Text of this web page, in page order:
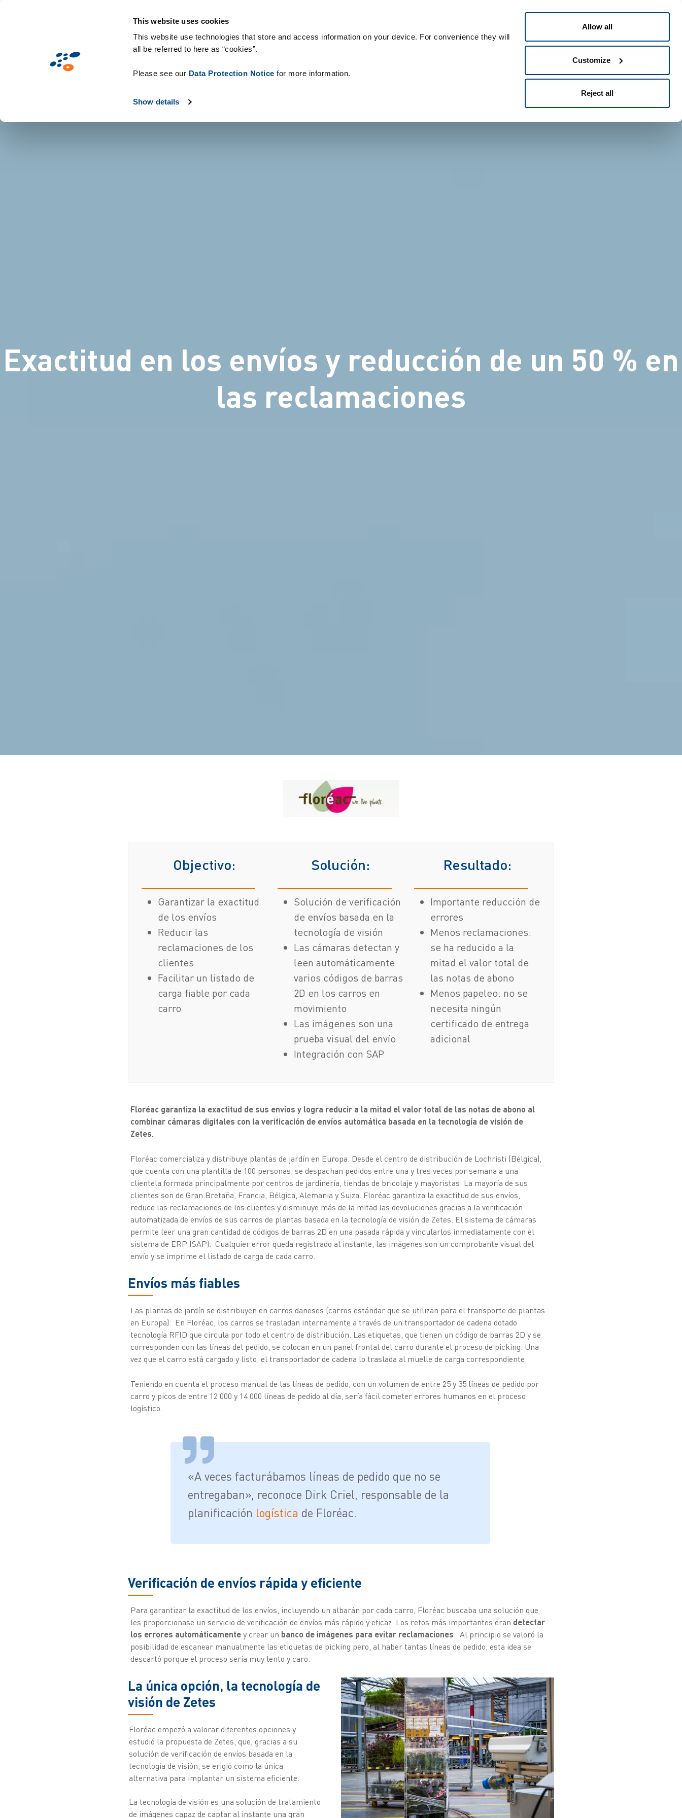
This website uses cookies
This website use technologies that store and access information on your device. For convenience they will
all be referred to here as “cookies”.
Please see our Data Protection Notice for more information.
Show details
Allow all
Customize
Reject all
Mercados Tecnologías y Productos
Exactitud en los envíos y reducción de un 50 % en
las reclamaciones
Objectivo:
Garantizar la exactitud
de los envíos
Reducir las
reclamaciones de los
clientes
Facilitar un listado de
carga fiable por cada
carro
Solución:
Solución de verificación
de envíos basada en la
tecnología de visión
Las cámaras detectan y
leen automáticamente
varios códigos de barras
2D en los carros en
movimiento
Las imágenes son una
prueba visual del envío
Integración con SAP
Resultado:
Importante reducción de
errores
Menos reclamaciones:
se ha reducido a la
mitad el valor total de
las notas de abono
Menos papeleo: no se
necesita ningún
certificado de entrega
adicional
Floréac garantiza la exactitud de sus envíos y logra reducir a la mitad el valor total de las notas de abono al
combinar cámaras digitales con la verificación de envíos automática basada en la tecnología de visión de
Zetes.
Floréac comercializa y distribuye plantas de jardín en Europa. Desde el centro de distribución de Lochristi (Bélgica),
que cuenta con una plantilla de 100 personas, se despachan pedidos entre una y tres veces por semana a una
clientela formada principalmente por centros de jardinería, tiendas de bricolaje y mayoristas. La mayoría de sus
clientes son de Gran Bretaña, Francia, Bélgica, Alemania y Suiza. Floréac garantiza la exactitud de sus envíos,
reduce las reclamaciones de los clientes y disminuye más de la mitad las devoluciones gracias a la verificación
automatizada de envíos de sus carros de plantas basada en la tecnología de visión de Zetes. El sistema de cámaras
permite leer una gran cantidad de códigos de barras 2D en una pasada rápida y vincularlos inmediatamente con el
sistema de ERP (SAP). Cualquier error queda registrado al instante, las imágenes son un comprobante visual del
envío y se imprime el listado de carga de cada carro.
Envíos más fiables
Las plantas de jardín se distribuyen en carros daneses (carros estándar que se utilizan para el transporte de plantas
en Europa). En Floréac, los carros se trasladan internamente a través de un transportador de cadena dotado
tecnología RFID que circula por todo el centro de distribución. Las etiquetas, que tienen un código de barras 2D y se
corresponden con las líneas del pedido, se colocan en un panel frontal del carro durante el proceso de picking. Una
vez que el carro está cargado y listo, el transportador de cadena lo traslada al muelle de carga correspondiente.
Teniendo en cuenta el proceso manual de las líneas de pedido, con un volumen de entre 25 y 35 líneas de pedido por
carro y picos de entre 12 000 y 14 000 líneas de pedido al día, sería fácil cometer errores humanos en el proceso
logístico.
«A veces facturábamos líneas de pedido que no se
entregaban», reconoce Dirk Criel, responsable de la
planificación logística de Floréac.
Verificación de envíos rápida y eficiente
Para garantizar la exactitud de los envíos, incluyendo un albarán por cada carro, Floréac buscaba una solución que
les proporcionase un servicio de verificación de envíos más rápido y eficaz. Los retos más importantes eran detectar
los errores automáticamente y crear un banco de imágenes para evitar reclamaciones . Al principio se valoró la
posibilidad de escanear manualmente las etiquetas de picking pero, al haber tantas líneas de pedido, esta idea se
descartó porque el proceso sería muy lento y caro.
La única opción, la tecnología de
visión de Zetes
Floréac empezó a valorar diferentes opciones y
estudió la propuesta de Zetes, que, gracias a su
solución de verificación de envíos basada en la
tecnología de visión, se erigió como la única
alternativa para implantar un sistema eficiente.
La tecnología de visión es una solución de tratamiento
de imágenes capaz de captar al instante una gran